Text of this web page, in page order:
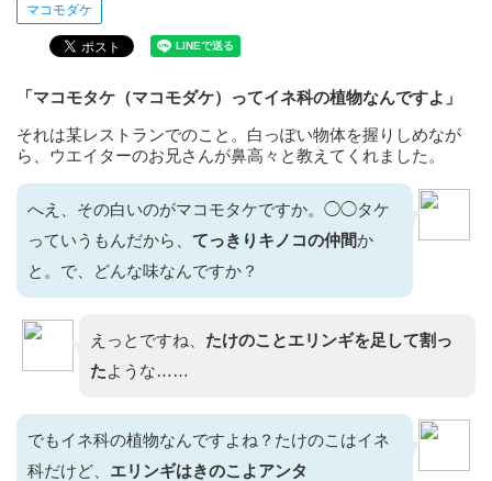
マコモダケ
「マコモタケ（マコモダケ）ってイネ科の植物なんですよ」
それは某レストランでのこと。白っぽい物体を握りしめなが
ら、ウエイターのお兄さんが鼻高々と教えてくれました。
へえ、その白いのがマコモタケですか。◯◯タケ
っていうもんだから、 てっきりキノコの仲間か
と。で、どんな味なんですか？
えっとですね、 たけのことエリンギを足して割っ
たような……
でもイネ科の植物なんですよね？たけのこはイネ
科だけど、 エリンギはきのこよアンタ